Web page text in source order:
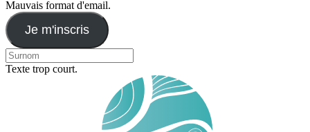
Mauvais format d'email.
Je m'inscris
Texte trop court.